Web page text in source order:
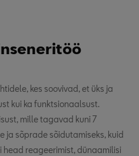
kes soovivad, et üks ja
kui ka funktsionaalsust.
mille tagavad kuni 7
ja sõprade sõidutamiseks, kuid
head reageerimist, dünaamilisi